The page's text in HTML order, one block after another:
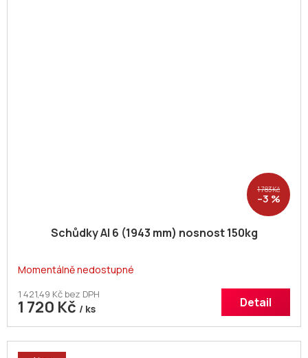
1 783 Kč
–3 %
Schůdky Al 6 (1943 mm) nosnost 150kg
Momentálně nedostupné
1 421,49 Kč bez DPH
1 720 Kč / ks Detail